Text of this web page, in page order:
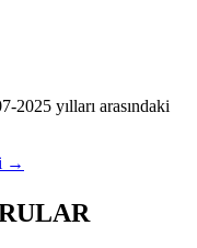
-2025 yılları arasındaki
→